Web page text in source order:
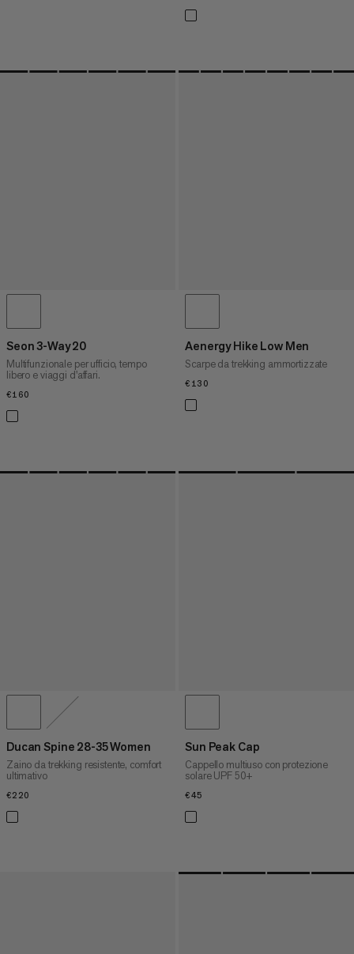
Seon 3-Way 20
Multifunzionale per ufficio, tempo
libero e viaggi d'affari.
€160
Aenergy Hike Low Men
Scarpe da trekking ammortizzate
€130
Ducan Spine 28-35 Women
Zaino da trekking resistente, comfort
ultimativo
€220
Sun Peak Cap
Cappello multiuso con protezione
solare UPF 50+
€45